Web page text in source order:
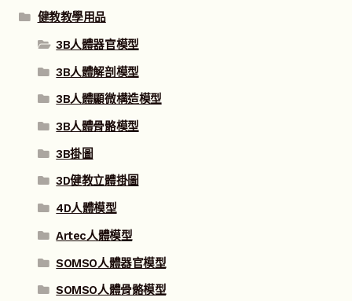
健教教學用品
3B人體器官模型
3B人體解剖模型
3B人體顯微構造模型
3B人體骨骼模型
3B掛圖
3D健教立體掛圖
4D人體模型
Artec人體模型
SOMSO人體器官模型
SOMSO人體骨骼模型